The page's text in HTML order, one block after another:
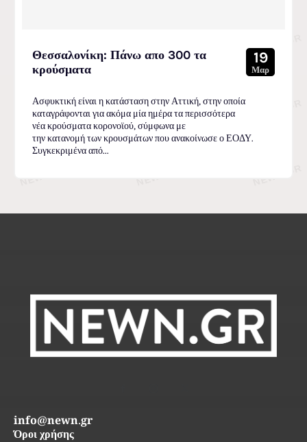
Θεσσαλονίκη: Πάνω απο 300 τα
κρούσματα
19
Μαρ
Ασφυκτική είναι η κατάσταση στην Αττική, στην οποία
καταγράφονται για ακόμα μία ημέρα τα περισσότερα
νέα κρούσματα κορονοϊού, σύμφωνα με
την κατανομή των κρουσμάτων που ανακοίνωσε ο ΕΟΔΥ.
Συγκεκριμένα από...
info@newn.gr
Όροι χρήσης